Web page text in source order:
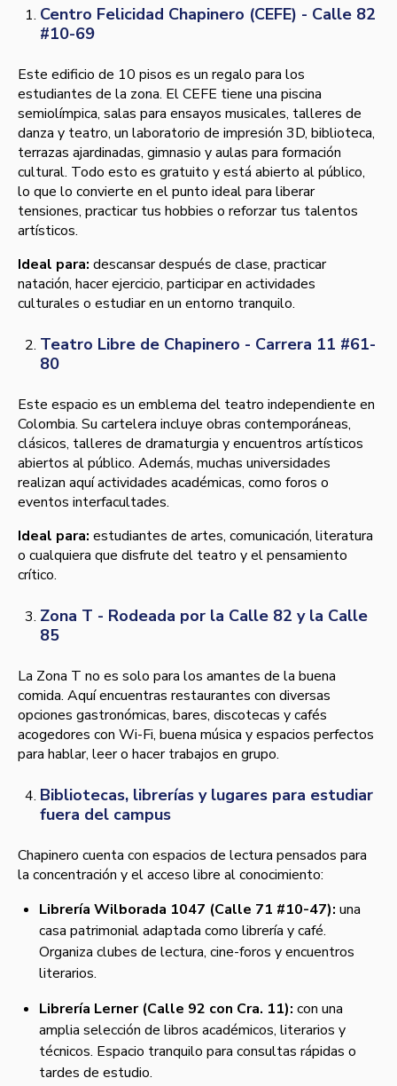
Centro Felicidad Chapinero (CEFE) - Calle 82
#10-69
Este edificio de 10 pisos es un regalo para los
estudiantes de la zona. El CEFE tiene una piscina
semiolímpica, salas para ensayos musicales, talleres de
danza y teatro, un laboratorio de impresión 3D, biblioteca,
terrazas ajardinadas, gimnasio y aulas para formación
cultural. Todo esto es gratuito y está abierto al público,
lo que lo convierte en el punto ideal para liberar
tensiones, practicar tus hobbies o reforzar tus talentos
artísticos.
Ideal para: descansar después de clase, practicar
natación, hacer ejercicio, participar en actividades
culturales o estudiar en un entorno tranquilo.
Teatro Libre de Chapinero - Carrera 11 #61-
80
Este espacio es un emblema del teatro independiente en
Colombia. Su cartelera incluye obras contemporáneas,
clásicos, talleres de dramaturgia y encuentros artísticos
abiertos al público. Además, muchas universidades
realizan aquí actividades académicas, como foros o
eventos interfacultades.
Ideal para: estudiantes de artes, comunicación, literatura
o cualquiera que disfrute del teatro y el pensamiento
crítico.
Zona T - Rodeada por la Calle 82 y la Calle
85
La Zona T no es solo para los amantes de la buena
comida. Aquí encuentras restaurantes con diversas
opciones gastronómicas, bares, discotecas y cafés
acogedores con Wi-Fi, buena música y espacios perfectos
para hablar, leer o hacer trabajos en grupo.
Bibliotecas, librerías y lugares para estudiar
fuera del campus
Chapinero cuenta con espacios de lectura pensados para
la concentración y el acceso libre al conocimiento:
Librería Wilborada 1047 (Calle 71 #10-47): una
casa patrimonial adaptada como librería y café.
Organiza clubes de lectura, cine-foros y encuentros
literarios.
Librería Lerner (Calle 92 con Cra. 11): con una
amplia selección de libros académicos, literarios y
técnicos. Espacio tranquilo para consultas rápidas o
tardes de estudio.